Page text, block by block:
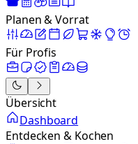
Planen & Vorrat
Für Profis
Übersicht
Dashboard
Entdecken & Kochen